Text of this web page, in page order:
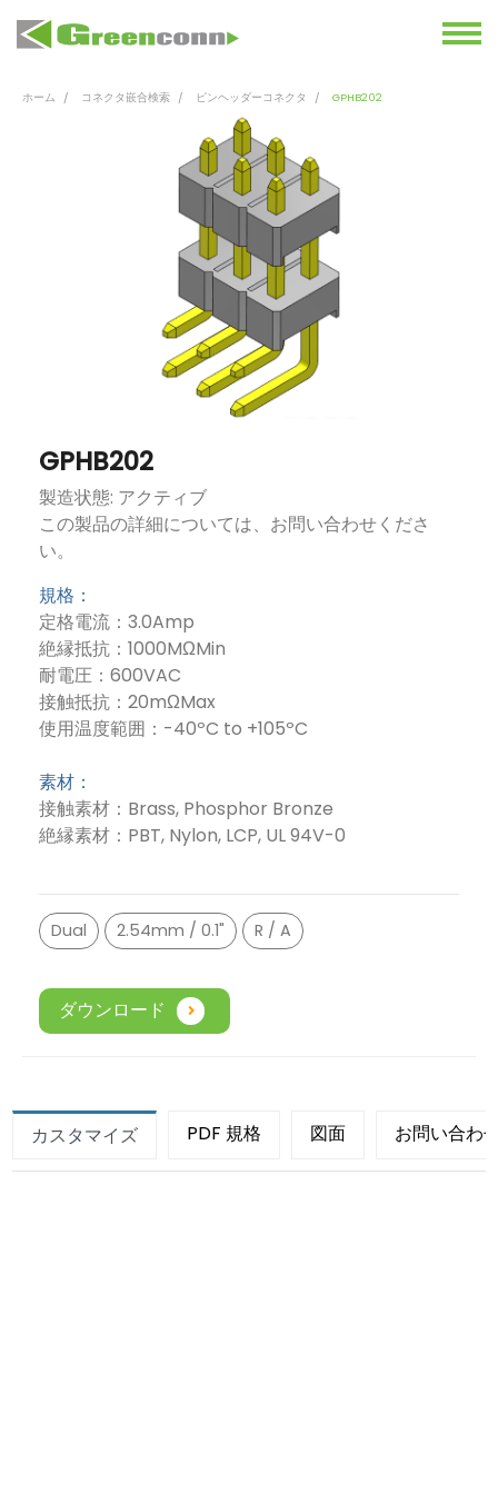
ホーム コネクタ嵌合検索 ピンヘッダーコネクタ GPHB202
GPHB202
製造状態: アクティブ
この製品の詳細については、お問い合わせくださ
い。
規格：
定格電流：3.0Amp
絶縁抵抗：1000MΩMin
耐電圧：600VAC
接触抵抗：20mΩMax
使用温度範囲：-40ºC to +105ºC
素材：
接触素材：Brass, Phosphor Bronze
絶縁素材：PBT, Nylon, LCP, UL 94V-0
Dual 2.54mm / 0.1" R / A
ダウンロード
カスタマイズ PDF 規格 図面 お問い合わ